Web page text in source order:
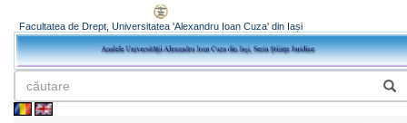
Facultatea de Drept, Universitatea 'Alexandru Ioan Cuza' din Iași